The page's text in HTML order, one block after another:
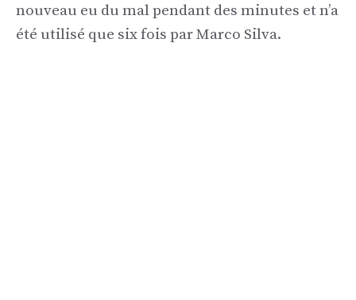
nouveau eu du mal pendant des minutes et n’a
été utilisé que six fois par Marco Silva.